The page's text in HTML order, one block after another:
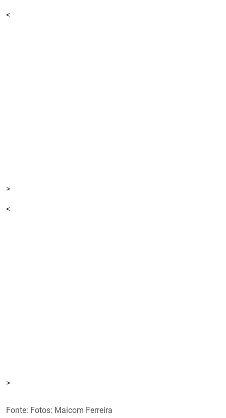
<
>
<
>
Fonte: Fotos: Maicom Ferreira